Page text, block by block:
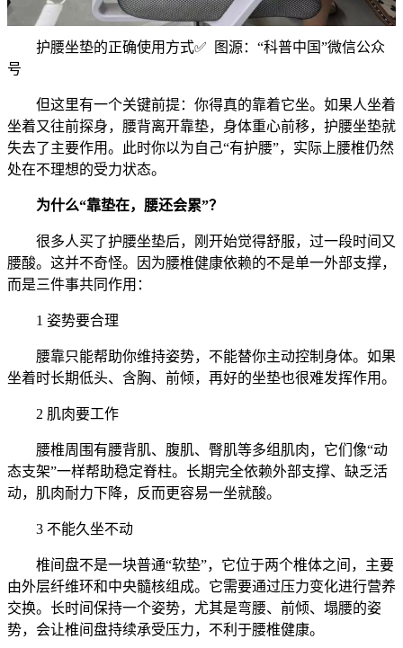
护腰坐垫的正确使用方式✅️ 图源：“科普中国”微信公众
号
但这里有一个关键前提：你得真的靠着它坐。如果人坐着
坐着又往前探身，腰背离开靠垫，身体重心前移，护腰坐垫就
失去了主要作用。此时你以为自己“有护腰”，实际上腰椎仍然
处在不理想的受力状态。
为什么“靠垫在，腰还会累”？
很多人买了护腰坐垫后，刚开始觉得舒服，过一段时间又
腰酸。这并不奇怪。因为腰椎健康依赖的不是单一外部支撑，
而是三件事共同作用：
1 姿势要合理
腰靠只能帮助你维持姿势，不能替你主动控制身体。如果
坐着时长期低头、含胸、前倾，再好的坐垫也很难发挥作用。
2 肌肉要工作
腰椎周围有腰背肌、腹肌、臀肌等多组肌肉，它们像“动
态支架”一样帮助稳定脊柱。长期完全依赖外部支撑、缺乏活
动，肌肉耐力下降，反而更容易一坐就酸。
3 不能久坐不动
椎间盘不是一块普通“软垫”，它位于两个椎体之间，主要
由外层纤维环和中央髓核组成。它需要通过压力变化进行营养
交换。长时间保持一个姿势，尤其是弯腰、前倾、塌腰的姿
势，会让椎间盘持续承受压力，不利于腰椎健康。